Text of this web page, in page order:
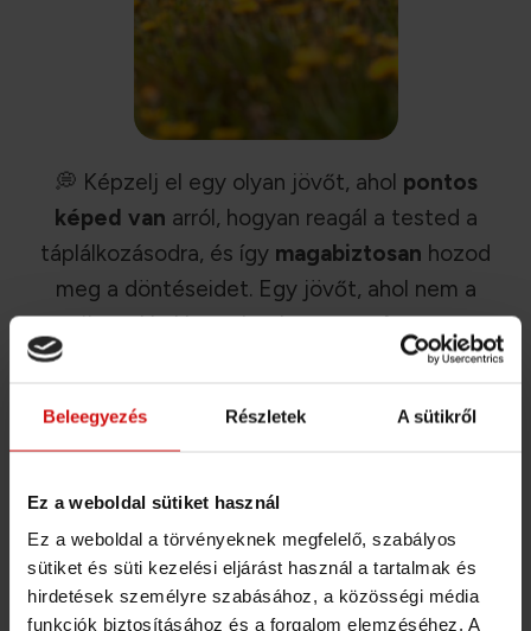
Beleegyezés Részletek A sütikről
Ez a weboldal sütiket használ
Ez a weboldal a törvényeknek megfelelő, szabályos
sütiket és süti kezelési eljárást használ a tartalmak és
hirdetések személyre szabásához, a közösségi média
funkciók biztosításához és a forgalom elemzéséhez. A
💭 Képzelj el egy olyan jövőt, ahol pontos
képed van arról, hogyan reagál a tested a
táplálkozásodra, és így magabiztosan hozod
meg a döntéseidet. Egy jövőt, ahol nem a
tünetekkel harcolsz, hanemtudatosan
támogatod
a tested optimális működését.
Milyen lenne, hatöbb energiával, jobb
közérzetteltekintenél a következő évekre,
mert érted a tested jelzéseit
egy személyre szabott életmód-
stratégiátkövetsz?
Eznem csak álom : két csepp vér és egy